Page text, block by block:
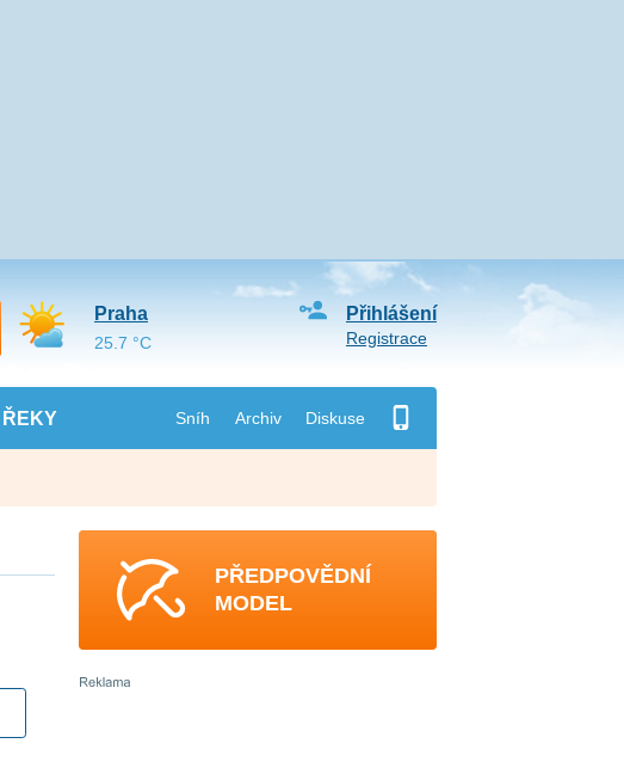
ŘEKY Sníh Archiv Diskuse
Přihlášení
Registrace
Praha
25.7 °C
PŘEDPOVĚDNÍ
MODEL